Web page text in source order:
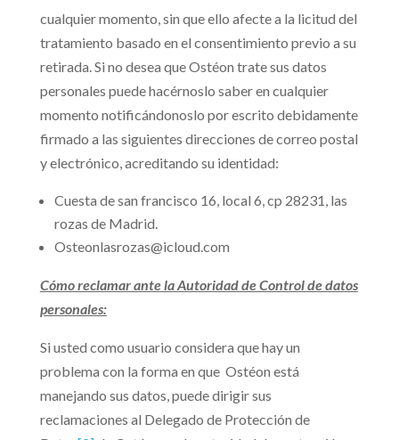
cualquier momento, sin que ello afecte a la licitud del
tratamiento basado en el consentimiento previo a su
retirada. Si no desea que Ostéon trate sus datos
personales puede hacérnoslo saber en cualquier
momento notificándonoslo por escrito debidamente
firmado a las siguientes direcciones de correo postal
y electrónico, acreditando su identidad:
Cuesta de san francisco 16, local 6, cp 28231, las
rozas de Madrid.
Osteonlasrozas@icloud.com
Cómo reclamar ante la Autoridad de Control de datos
personales:
Si usted como usuario considera que hay un
problema con la forma en que Ostéon está
manejando sus datos, puede dirigir sus
reclamaciones al Delegado de Protección de